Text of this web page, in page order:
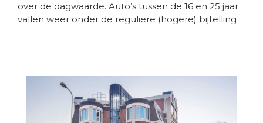
over de dagwaarde. Auto’s tussen de 16 en 25 jaar
vallen weer onder de reguliere (hogere) bijtelling